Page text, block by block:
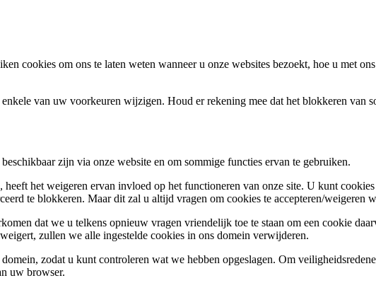
cookies om ons te laten weten wanneer u onze websites bezoekt, hoe u met
van uw voorkeuren wijzigen. Houd er rekening mee dat het blokkeren van
zijn via onze website en om sommige functies ervan te gebruiken.
het weigeren ervan invloed op het functioneren van onze site. U kunt
te blokkeren. Maar dit zal u altijd vragen om cookies te accepteren/weigeren
dat we u telkens opnieuw vragen vriendelijk toe te staan om een cookie
zullen we alle ingestelde cookies in ons domein verwijderen.
zodat u kunt controleren wat we hebben opgeslagen. Om
uw browser.